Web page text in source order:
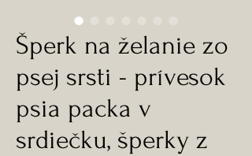
Šperk na želanie zo
psej srsti - prívesok
psia packa v
srdiečku, šperky z